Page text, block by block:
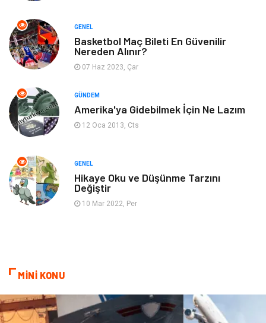
Bebek Giyim Moda
Blogroll
Markalar
Restaurant
Tarih
GENEL
Basketbol Maç Bileti En Güvenilir
Nereden Alınır?
07 Haz 2023, Çar
GÜNDEM
Amerika'ya Gidebilmek İçin Ne Lazım
12 Oca 2013, Cts
GENEL
Hikaye Oku ve Düşünme Tarzını
Değiştir
10 Mar 2022, Per
MİNİ KONU